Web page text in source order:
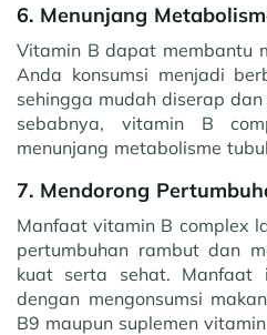
6. Menunjang
Vitamin B dapat membantu
Anda konsumsi menjadi
sehingga mudah diserap
sebabnya, vitamin B
menunjang metabolisme
7. Mendorong
Manfaat vitamin B complex
pertumbuhan rambut dan
kuat serta sehat.
dengan mengonsumsi
B9 maupun suplemen